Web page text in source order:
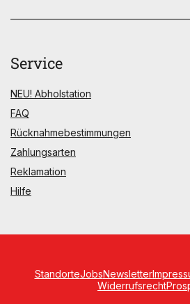
Service
NEU! Abholstation
FAQ
Rücknahmebestimmungen
Zahlungsarten
Reklamation
Hilfe
StandorteJobsNewsletter
Widerrufsrecht